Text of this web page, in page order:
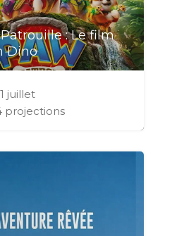
Patrouille : Le film
Dino
juillet
projections